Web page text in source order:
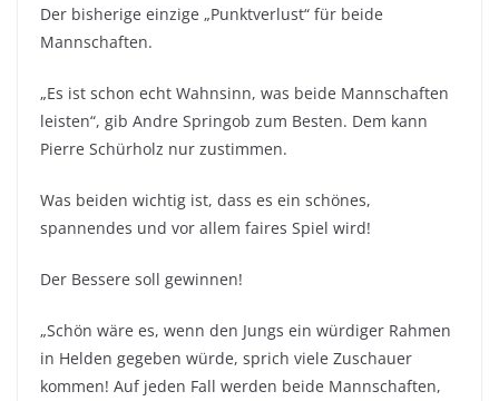
Der bisherige einzige „Punktverlust“ für beide
Mannschaften.
„Es ist schon echt Wahnsinn, was beide Mannschaften
leisten“, gib Andre Springob zum Besten. Dem kann
Pierre Schürholz nur zustimmen.
Was beiden wichtig ist, dass es ein schönes,
spannendes und vor allem faires Spiel wird!
Der Bessere soll gewinnen!
„Schön wäre es, wenn den Jungs ein würdiger Rahmen
in Helden gegeben würde, sprich viele Zuschauer
kommen! Auf jeden Fall werden beide Mannschaften,